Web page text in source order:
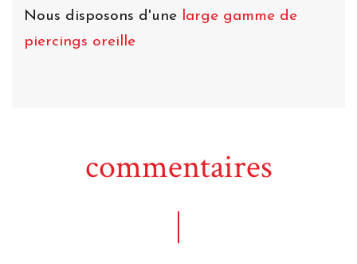
Nous disposons d'une
large gamme de
piercings oreille
commentaires